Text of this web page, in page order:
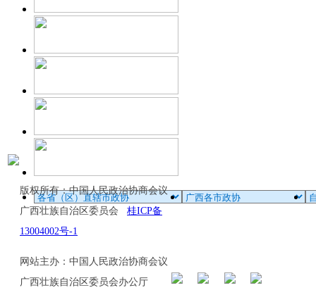
版权所有：中国人民政治协商会议
广西壮族自治区委员会 桂ICP备
13004002号-1
网站主办：中国人民政治协商会议
广西壮族自治区委员会办公厅